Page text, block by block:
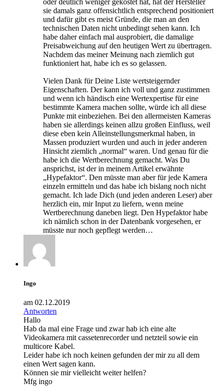
oder deutlich weniger gekostet hat, hat der Hersteller
sie damals ganz offensichtlich entsprechend positioniert
und dafür gibt es meist Gründe, die man an den
technischen Daten nicht unbedingt sehen kann. Ich
habe daher einfach mal ausprobiert, die damalige
Preisabweichung auf den heutigen Wert zu übertragen.
Nachdem das meiner Meinung nach ziemlich gut
funktioniert hat, habe ich es so gelassen.
Vielen Dank für Deine Liste wertsteigernder
Eigenschaften. Der kann ich voll und ganz zustimmen
und wenn ich händisch eine Wertexpertise für eine
bestimmte Kamera machen sollte, würde ich all diese
Punkte mit einbeziehen. Bei den allermeisten Kameras
haben sie allerdings keinen allzu großen Einfluss, weil
diese eben kein Alleinstellungsmerkmal haben, in
Massen produziert wurden und auch in jeder anderen
Hinsicht ziemlich „normal“ waren. Und genau für die
habe ich die Wertberechnung gemacht. Was Du
ansprichst, ist der in meinem Artikel erwähnte
„Hypefaktor“. Den müsste man aber für jede Kamera
einzeln ermitteln und das habe ich bislang noch nicht
gemacht. Ich lade Dich (und jeden anderen Leser) aber
herzlich ein, mir Input zu liefern, wenn meine
Wertberechnung daneben liegt. Den Hypefaktor habe
ich nämlich schon in der Datenbank vorgesehen, er
müsste nur noch gepflegt werden…
Ingo
am 02.12.2019
Antworten
Hallo
Hab da mal eine Frage und zwar hab ich eine alte
Videokamera mit cassetenrecorder und netzteil sowie ein
multicore Kabel.
Leider habe ich noch keinen gefunden der mir zu all dem
einen Wert sagen kann.
Können sie mir vielleicht weiter helfen?
Mfg ingo